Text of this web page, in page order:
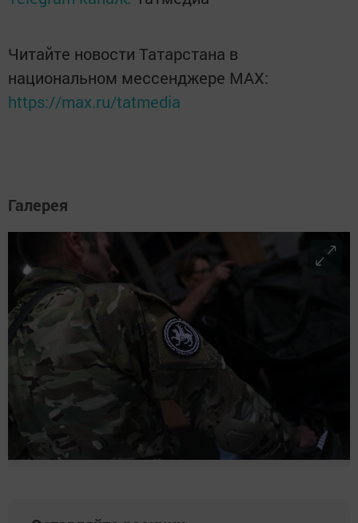
Читайте новости Татарстана в
национальном мессенджере MАХ:
https://max.ru/tatmedia
Галерея